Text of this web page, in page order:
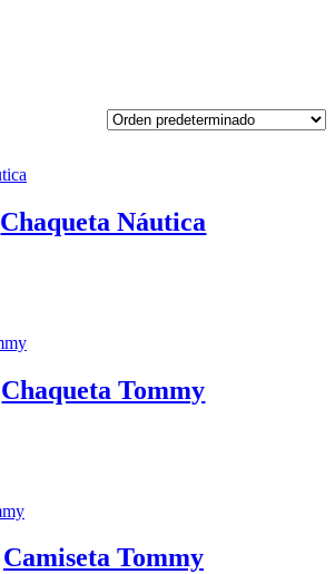
Chaqueta Náutica
Chaqueta Tommy
Camiseta Tommy